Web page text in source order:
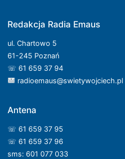
Redakcja Radia Emaus
ul. Chartowo 5
61-245 Poznań
☏ 61 659 37 94
radioemaus@swietywojciech.pl
Antena
☏ 61 659 37 95
☏ 61 659 37 96
sms: 601 077 033